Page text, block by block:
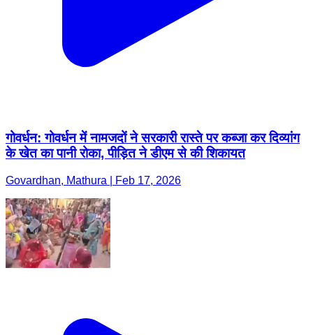
गोवर्धन: गोवर्धन में नामजदों ने सरकारी रास्ते पर कब्जा कर दिव्यांग
के खेत का पानी रोका, पीड़ित ने डीएम से की शिकायत
Govardhan, Mathura | Feb 17, 2026